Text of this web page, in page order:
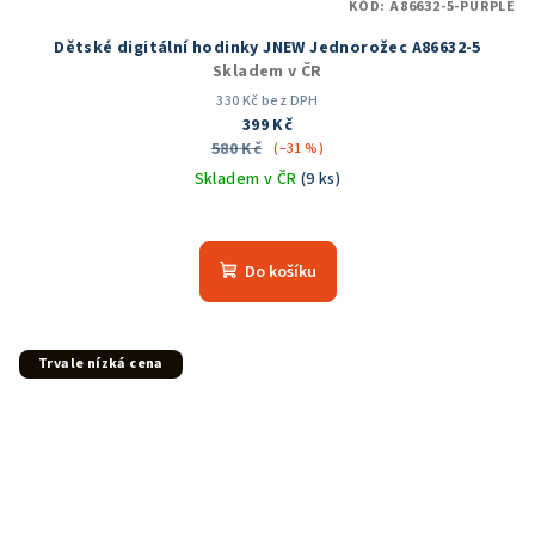
Dětské digitální hodinky JNEW Jednorožec A86632-5
Skladem v ČR
330 Kč bez DPH
399 Kč
580 Kč (–31 %)
Skladem v ČR (9 ks)
Do košíku
KÓD: A86632-5-PURPLE
Trvale nízká cena